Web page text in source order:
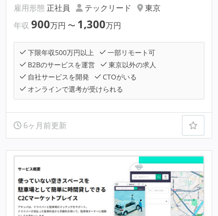
雇用形態 正社員 テックリード
東京
年収 900万円 〜 1,300万円
下限年収500万円以上
一部リモート可
B2Bのサービスを運営
東京以外の求人
自社サービスを開発
CTOがいる
オンラインで選考が受けられる
6ヶ月前更新